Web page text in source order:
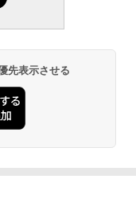
先表示させる